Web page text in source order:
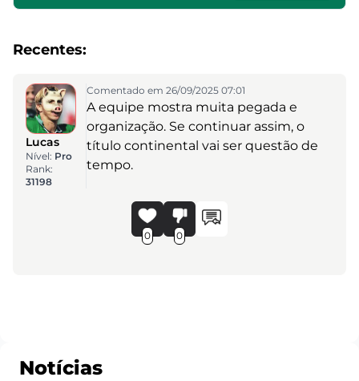
Recentes:
Lucas
Nível: Pro
Rank:
31198
Comentado em 26/09/2025 07:01
A equipe mostra muita pegada e
organização. Se continuar assim, o
título continental vai ser questão de
tempo.
0 0
Notícias